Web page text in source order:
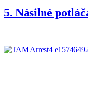
5. Násilné